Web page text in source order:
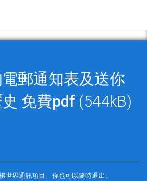
郵通知表及送你
免費pdf (544kB)
世界通訊項目。你也可以隨時退出。